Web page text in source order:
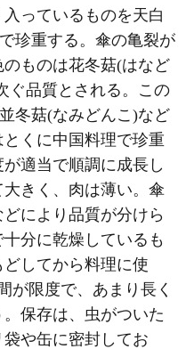
っているものを天白
珍重する。傘の亀裂が
ものは花冬菇(はなど
ぐ品質とされる。この
冬菇(なみどんこ)など
くに中国料理で珍重
適当で順調に成長し
きく、肉は薄い。傘
により品質が分けら
分に乾燥しているも
してから料理に使
が限度で、あまり長く
保存は、虫がついた
や缶に密封してお